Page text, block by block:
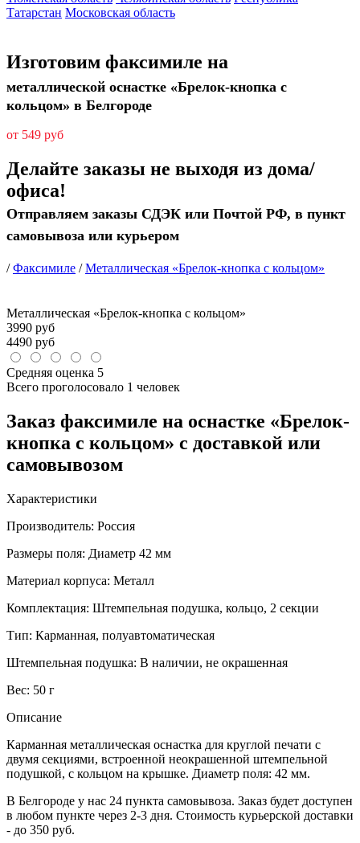
Татарстан Московская область
Изготовим факсимиле на
металлической оснастке «Брелок-кнопка с
кольцом» в Белгороде
от 549 руб
Делайте заказы не выходя из дома/
офиса!
Отправляем заказы СДЭК или Почтой РФ, в пункт
самовывоза или курьером
/Факсимиле /Металлическая «Брелок-кнопка с кольцом»
Металлическая «Брелок-кнопка с кольцом»
3990 руб
4490 руб
Средняя оценка 5
Всего проголосовало 1 человек
Заказ факсимиле на оснастке «Брелок-
кнопка с кольцом» с доставкой или
самовывозом
Характеристики
Производитель: Россия
Размеры поля: Диаметр 42 мм
Материал корпуса: Металл
Комплектация: Штемпельная подушка, кольцо, 2 секции
Тип: Карманная, полуавтоматическая
Штемпельная подушка: В наличии, не окрашенная
Вес: 50 г
Описание
Карманная металлическая оснастка для круглой печати с
двумя секциями, встроенной неокрашенной штемпельной
подушкой, с кольцом на крышке. Диаметр поля: 42 мм.
В Белгороде у нас 24 пункта самовывоза. Заказ будет доступен
в любом пункте через 2-3 дня. Стоимость курьерской доставки
- до 350 руб.